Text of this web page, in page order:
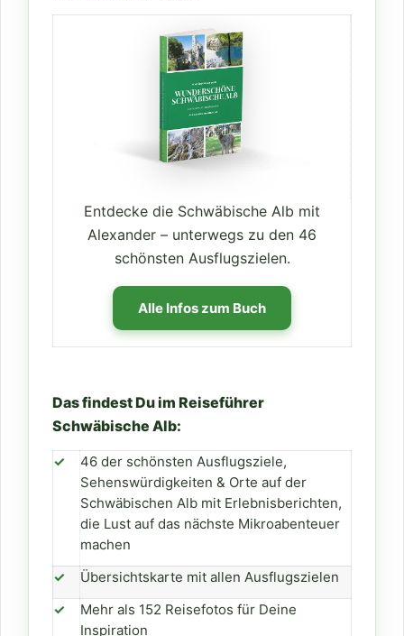
Entdecke die Schwäbische Alb mit
Alexander – unterwegs zu den 46
schönsten Ausflugszielen.
Alle Infos zum Buch
Das findest Du im Reiseführer
Schwäbische Alb:
✓
46 der schönsten Ausflugsziele,
Sehenswürdigkeiten & Orte auf der
Schwäbischen Alb mit Erlebnisberichten,
die Lust auf das nächste Mikroabenteuer
machen
✓
Übersichtskarte mit allen Ausflugszielen
✓
Mehr als 152 Reisefotos für Deine
Inspiration